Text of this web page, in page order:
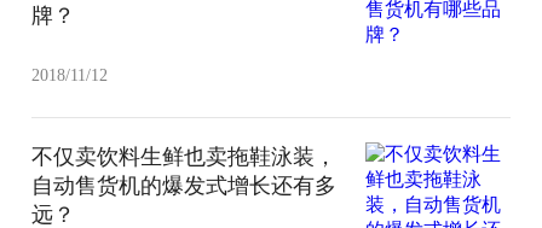
牌？
2018/11/12
不仅卖饮料生鲜也卖拖鞋泳装，
自动售货机的爆发式增长还有多
远？